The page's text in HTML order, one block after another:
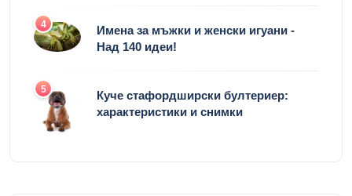
4
Имена за мъжки и женски игуани -
Над 140 идеи!
5
Куче стафордширски бултериер:
характеристики и снимки